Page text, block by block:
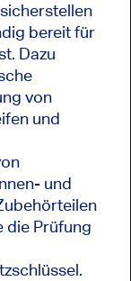
bereit für
Dazu
von
und
und
die Prüfung